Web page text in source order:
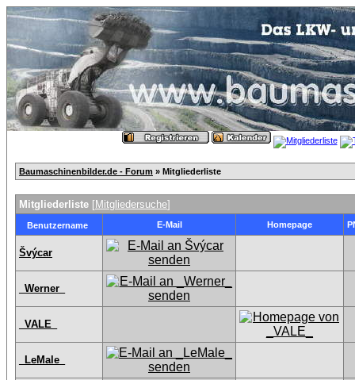
Baumaschinenbilder.de - Forum » Mitgliederliste
Mitgliederliste [Mitgliedersuche]
Benutzername E-Mail Homepage
Švýcar
_Werner_
_VALE_
_LeMale_